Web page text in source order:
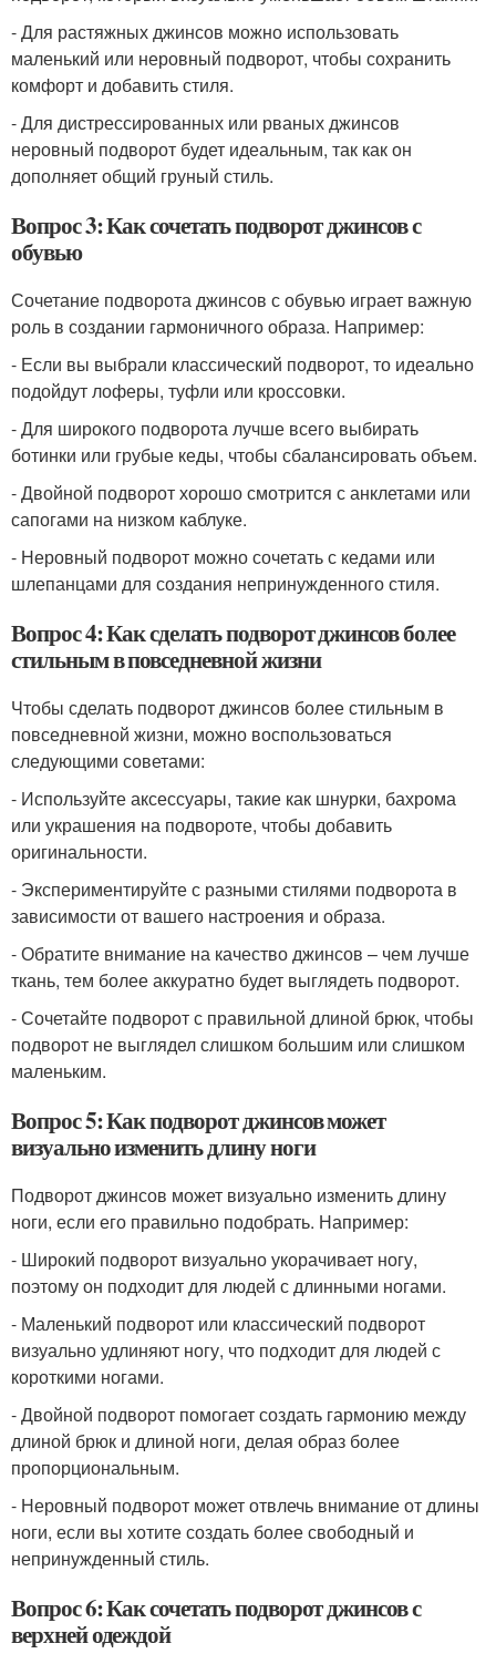
- Для растяжных джинсов можно использовать
маленький или неровный подворот, чтобы сохранить
комфорт и добавить стиля.
- Для дистрессированных или рваных джинсов
неровный подворот будет идеальным, так как он
дополняет общий груный стиль.
Вопрос 3: Как сочетать подворот джинсов с
обувью
Сочетание подворота джинсов с обувью играет важную
роль в создании гармоничного образа. Например:
- Если вы выбрали классический подворот, то идеально
подойдут лоферы, туфли или кроссовки.
- Для широкого подворота лучше всего выбирать
ботинки или грубые кеды, чтобы сбалансировать объем.
- Двойной подворот хорошо смотрится с анклетами или
сапогами на низком каблуке.
- Неровный подворот можно сочетать с кедами или
шлепанцами для создания непринужденного стиля.
Вопрос 4: Как сделать подворот джинсов более
стильным в повседневной жизни
Чтобы сделать подворот джинсов более стильным в
повседневной жизни, можно воспользоваться
следующими советами:
- Используйте аксессуары, такие как шнурки, бахрома
или украшения на подвороте, чтобы добавить
оригинальности.
- Экспериментируйте с разными стилями подворота в
зависимости от вашего настроения и образа.
- Обратите внимание на качество джинсов – чем лучше
ткань, тем более аккуратно будет выглядеть подворот.
- Сочетайте подворот с правильной длиной брюк, чтобы
подворот не выглядел слишком большим или слишком
маленьким.
Вопрос 5: Как подворот джинсов может
визуально изменить длину ноги
Подворот джинсов может визуально изменить длину
ноги, если его правильно подобрать. Например:
- Широкий подворот визуально укорачивает ногу,
поэтому он подходит для людей с длинными ногами.
- Маленький подворот или классический подворот
визуально удлиняют ногу, что подходит для людей с
короткими ногами.
- Двойной подворот помогает создать гармонию между
длиной брюк и длиной ноги, делая образ более
пропорциональным.
- Неровный подворот может отвлечь внимание от длины
ноги, если вы хотите создать более свободный и
непринужденный стиль.
Вопрос 6: Как сочетать подворот джинсов с
верхней одеждой